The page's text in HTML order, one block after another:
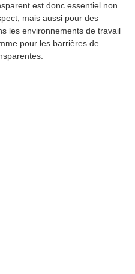
est donc essentiel non
mais aussi pour des
les environnements de travail
pour les barrières de